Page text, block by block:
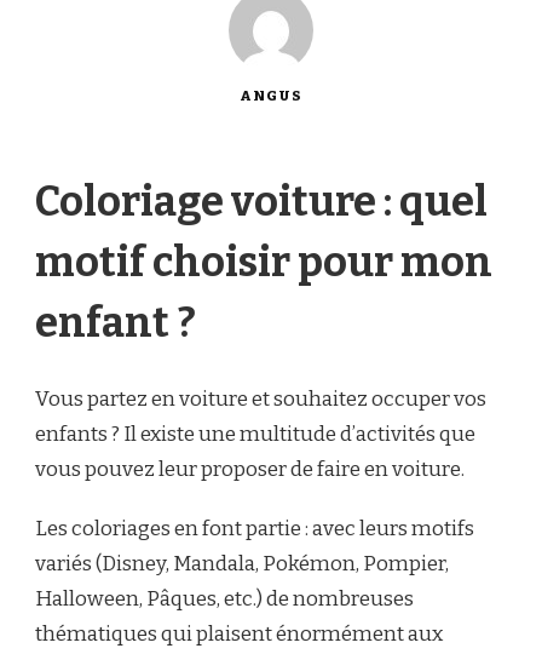
ANGUS
Coloriage voiture : quel
motif choisir pour mon
enfant ?
Vous partez en voiture et souhaitez occuper vos
enfants ? Il existe une multitude d’activités que
vous pouvez leur proposer de faire en voiture.
Les coloriages en font partie : avec leurs motifs
variés (Disney, Mandala, Pokémon, Pompier,
Halloween, Pâques, etc.) de nombreuses
thématiques qui plaisent énormément aux